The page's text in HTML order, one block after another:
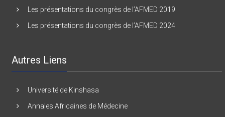
Les présentations du congrès de l’AFMED 2019
Les présentations du congrès de l’AFMED 2024
Autres Liens
Université de Kinshasa
Annales Africaines de Médecine